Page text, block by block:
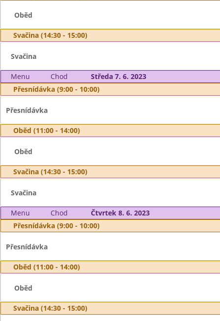
Oběd
Svačina (14:30 - 15:00)
Svačina
Menu Chod
Středa 7. 6. 2023
Přesnídávka (9:00 - 10:00)
Přesnídávka
Oběd (11:00 - 14:00)
Oběd
Svačina (14:30 - 15:00)
Svačina
Menu Chod
Čtvrtek 8. 6. 2023
Přesnídávka (9:00 - 10:00)
Přesnídávka
Oběd (11:00 - 14:00)
Oběd
Svačina (14:30 - 15:00)